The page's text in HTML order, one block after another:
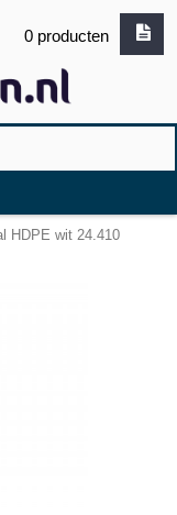
0 producten
HDPE wit 24.410